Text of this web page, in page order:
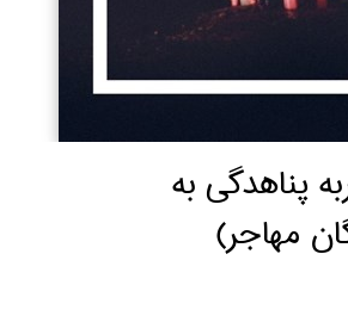
پناهدگي به
مهاجر)